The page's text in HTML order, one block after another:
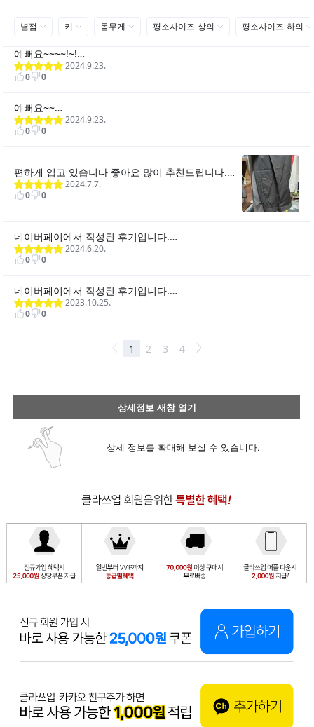
상세정보 새창 열기
상세 정보를 확대해 보실 수 있습니다.